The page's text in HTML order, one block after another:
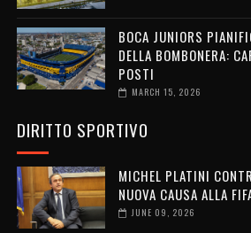
BOCA JUNIORS
DELLA BOMBONERA:
POSTI
MARCH 15, 2026
DIRITTO SPORTIVO
MICHEL PLATINI
NUOVA CAUSA ALLA
JUNE 09, 2026